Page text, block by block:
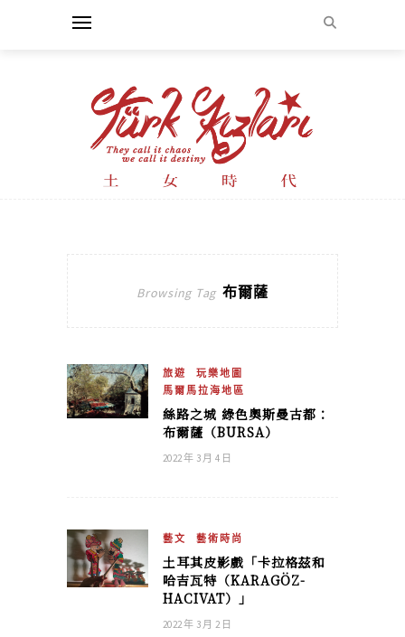
Browsing Tag 布爾薩
旅遊
玩樂地圖
馬爾馬拉海地區
絲路之城 綠色奧斯曼古都：
布爾薩（BURSA）
2022 年 3 月 4 日
藝文 藝術時尚
土耳其皮影戲「卡拉格茲和
哈吉瓦特（KARAGÖZ-
HACIVAT）」
2022 年 3 月 2 日